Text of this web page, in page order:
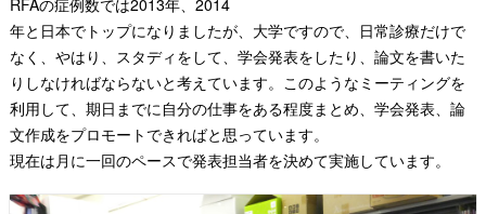
RFAの症例数では2013年、 2014
年と日本でトップになりましたが、大学ですので、日常診療だけで
なく、やはり、スタディをして、学会発表をしたり、論文を書いた
りしなければならないと考えています。このようなミーティングを
利用して、期日までに自分の仕事をある程度まとめ、学会発表、論
文作成をプロモートできればと思っています。
現在は月に一回のペースで発表担当者を決めて実施しています。